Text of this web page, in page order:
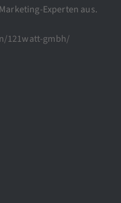
Experten aus.
121watt-gmbh/